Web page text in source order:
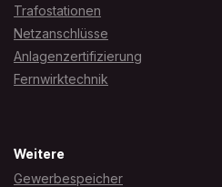
Trafostationen
Netzanschlüsse
Anlagenzertifizierung
Fernwirktechnik
Weitere
Gewerbespeicher